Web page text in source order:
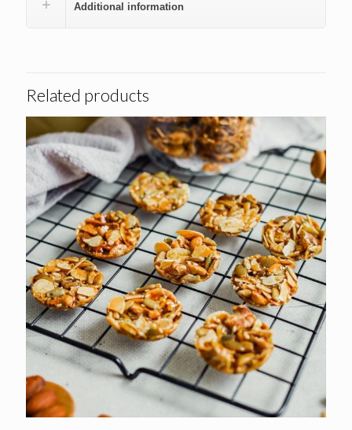
Additional information
Related products